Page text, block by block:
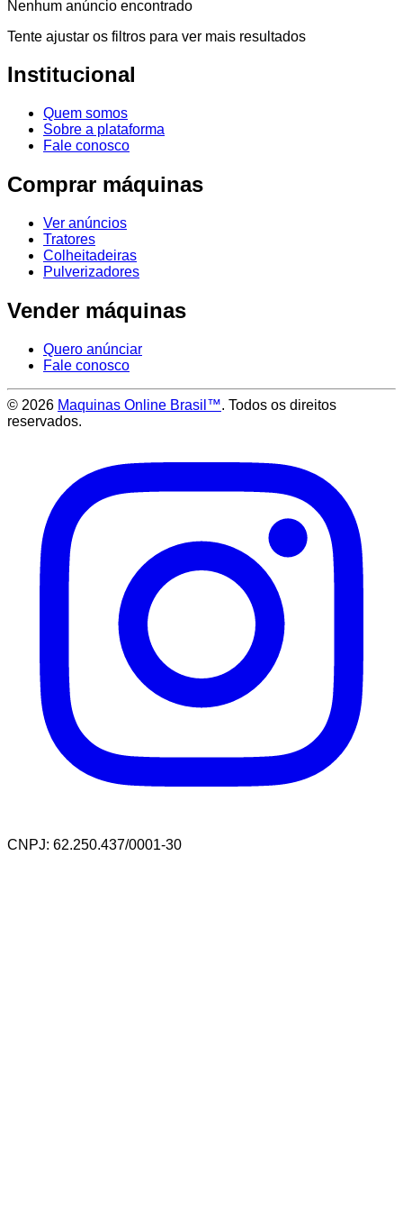
Nenhum anúncio encontrado
Tente ajustar os filtros para ver mais resultados
Institucional
Quem somos
Sobre a plataforma
Fale conosco
Comprar máquinas
Ver anúncios
Tratores
Colheitadeiras
Pulverizadores
Vender máquinas
Quero anúnciar
Fale conosco
© 2026 Maquinas Online Brasil™. Todos os direitos
reservados.
CNPJ: 62.250.437/0001-30